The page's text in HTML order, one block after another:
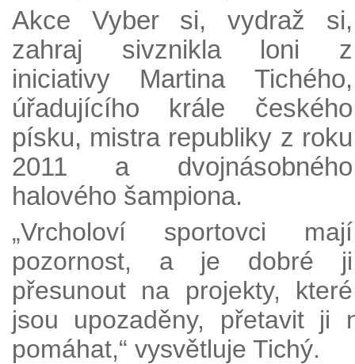
Akce Vyber si, vydraž si,
zahraj sivznikla loni z
iniciativy Martina Tichého,
úřadujícího krále českého
písku, mistra republiky z roku
2011 a dvojnásobného
halového šampiona.
„Vrcholoví sportovci mají
pozornost, a je dobré ji
přesunout na projekty, které
jsou upozaděny, přetavit
pomáhat,“ vysvětluje Tichý.